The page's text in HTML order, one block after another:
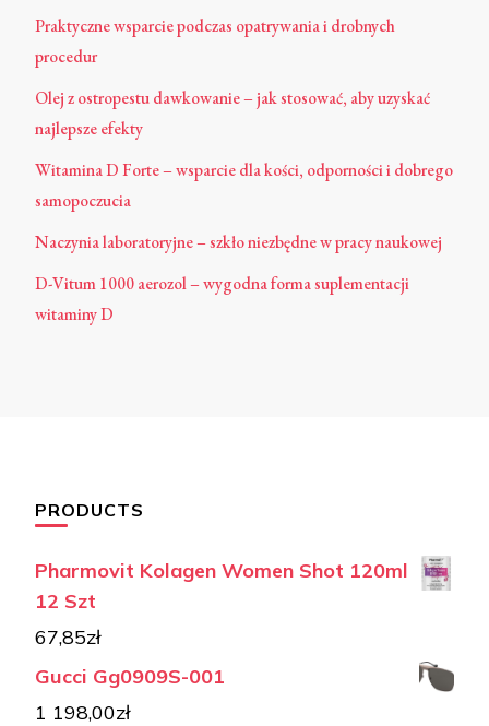
Praktyczne wsparcie podczas opatrywania i drobnych
procedur
Olej z ostropestu dawkowanie – jak stosować, aby uzyskać
najlepsze efekty
Witamina D Forte – wsparcie dla kości, odporności i dobrego
samopoczucia
Naczynia laboratoryjne – szkło niezbędne w pracy naukowej
D-Vitum 1000 aerozol – wygodna forma suplementacji
witaminy D
PRODUCTS
Pharmovit Kolagen Women Shot 120ml
12 Szt
67,85zł
Gucci Gg0909S-001
1 198,00zł